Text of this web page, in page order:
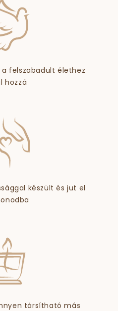
felszabadult élethez
hozzá
készült és jut el
társítható más